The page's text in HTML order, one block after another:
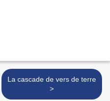
La cascade de vers de terre
>